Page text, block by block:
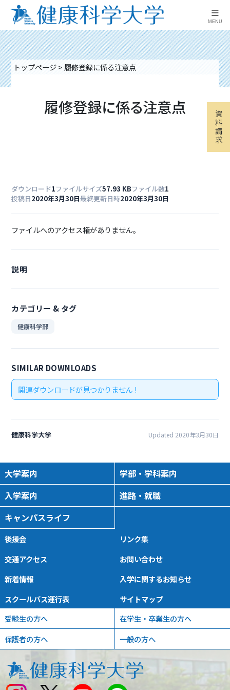
≡
MENU
資
料
請
求
トップページ> 履修登録に係る注意点
履修登録に係る注意点
ダウンロード1ファイルサイズ57.93 KBファイル数1
投稿日2020年3月30日最終更新日時2020年3月30日
ファイルへのアクセス権がありません。
説明
カテゴリー & タグ
健康科学部
SIMILAR DOWNLOADS
関連ダウンロードが見つかりません !
健康科学大学 Updated 2020年3月30日
大学案内
学部・学科案内
入学案内
進路・就職
キャンパスライフ
後援会
リンク集
交通アクセス
お問い合わせ
新着情報
入学に関するお知らせ
スクールバス運行表
サイトマップ
受験生の方へ
在学生・卒業生の方へ
保護者の方へ
一般の方へ